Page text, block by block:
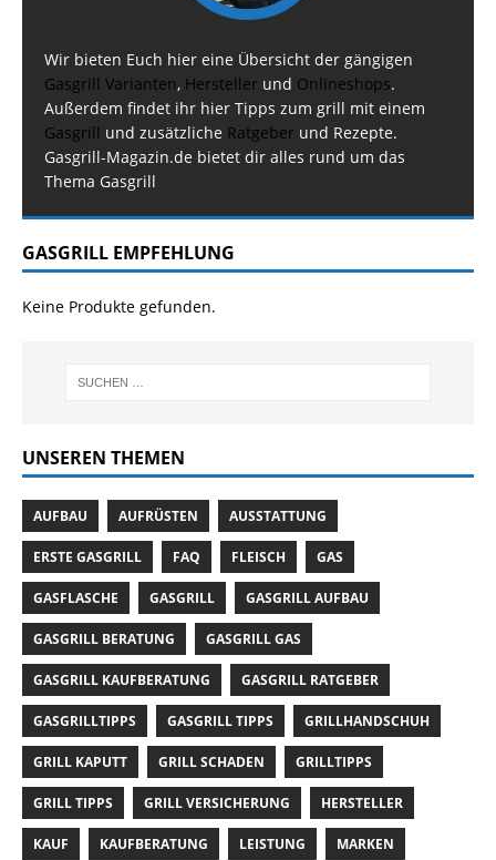
Wir bieten Euch hier eine Übersicht der gängigen
Gasgrill Varianten, Hersteller und Onlineshops.
Außerdem findet ihr hier Tipps zum grill mit einem
Gasgrill und zusätzliche Ratgeber und Rezepte.
Gasgrill-Magazin.de bietet dir alles rund um das
Thema Gasgrill
GASGRILL EMPFEHLUNG
Keine Produkte gefunden.
UNSEREN THEMEN
AUFBAU AUFRÜSTEN AUSSTATTUNG
ERSTE GASGRILL FAQ FLEISCH GAS
GASFLASCHE GASGRILL GASGRILL AUFBAU
GASGRILL BERATUNG GASGRILL GAS
GASGRILL KAUFBERATUNG GASGRILL RATGEBER
GASGRILLTIPPS GASGRILL TIPPS GRILLHANDSCHUH
GRILL KAPUTT GRILL SCHADEN GRILLTIPPS
GRILL TIPPS GRILL VERSICHERUNG HERSTELLER
KAUF KAUFBERATUNG LEISTUNG MARKEN